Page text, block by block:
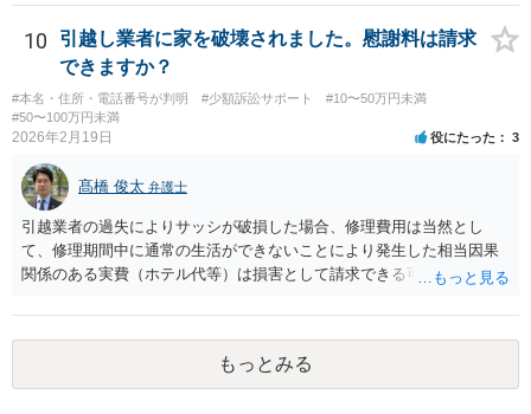
にお願いして赤字になりますか？ 契約内容等によりますので一概には
言えませんが、上記のように回収が難しくなってしまう可能性もある
ので、弁護士費用が無駄になってしまうリスクはあるでしょう。 ＞相
手が嘘をついてお金を借りてるのは詐欺罪にはならないんですか？ ＞
詐欺になる可能性があって、被害者が何人かいてもそれだけだと警察
は動いてくれないんでしょうか？ 貴方に対して虚偽の事実を述べて借
生じるでしょうし、同一の手口による複数の被害者が他にもいること
が明白であれば、警察は動く可能性が高いです。
10
引越し業者に家を破壊されました。慰謝料は請求
できますか？
#本名・住所・電話番号が判明 #少額訴訟サポート
#10〜50万円未満
#50〜100万円未満
2026年2月19日 役にたった 3
髙橋 俊太 弁護士
引越業者の過失によりサッシが破損した場合、修理費用は当然とし
て、修理期間中に通常の生活ができないことにより発生した相当因果
関係のある実費（ホテル代等）は損害として請求できる可能性があり
められにくく、「迷惑料」は法的には認容されにくい傾向です。ただ
し、新築直後で生活に重大な支障が生じる場合などは、交渉上、解決
金として一定額が上乗せされることはあり得るでしょう。まずは実費
の補償を明確に求めることが重要です。
もっとみる